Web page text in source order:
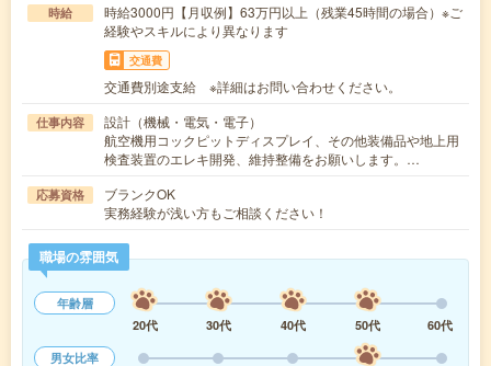
時給
時給3000円【月収例】63万円以上（残業45時間の場合）※ご
経験やスキルにより異なります
交通費
交通費別途支給 ※詳細はお問い合わせください。
仕事内容
設計（機械・電気・電子）
航空機用コックピットディスプレイ、その他装備品や地上用
検査装置のエレキ開発、維持整備をお願いします。…
応募資格
ブランクOK
実務経験が浅い方もご相談ください！
職場の雰囲気
年齢層
20代
30代 40代 50代
60代
男女比率